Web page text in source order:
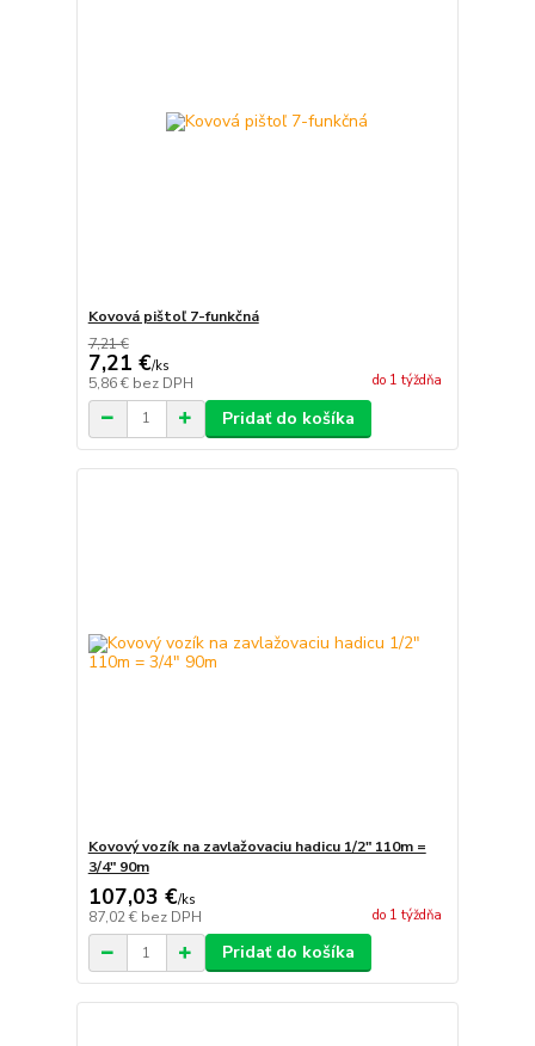
Kovová pištoľ 7-funkčná
7,21 €
7,21 €/ks
5,86 € bez DPH do 1 týždňa
Pridať do košíka
Kovový vozík na zavlažovaciu hadicu 1/2" 110m =
3/4" 90m
107,03 €/ks
87,02 € bez DPH do 1 týždňa
Pridať do košíka